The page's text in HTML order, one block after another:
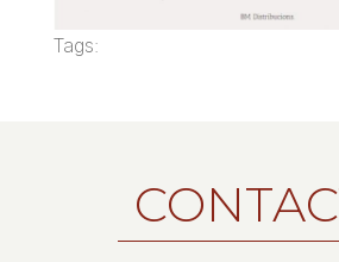
Tags: